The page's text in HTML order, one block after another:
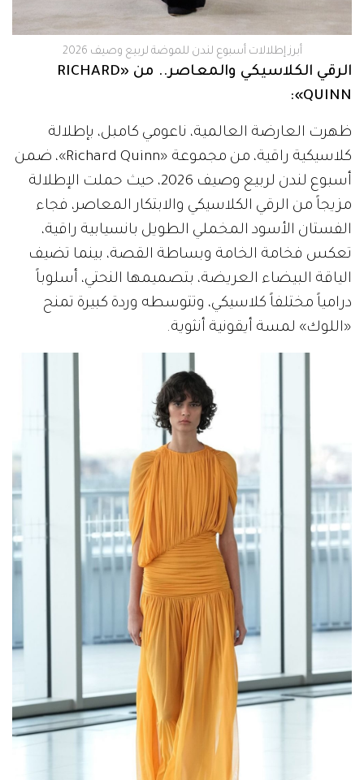
أبرز إطلالات أسبوع لندن للموضة لربيع وصيف 2026
الرقي الكلاسيكي والمعاصر.. من «RICHARD
QUINN»:
ظهرت العارضة العالمية، ناعومي كامبل، بإطلالة
كلاسيكية راقية، من مجموعة «Richard Quinn»، ضمن
أسبوع لندن لربيع وصيف 2026، حيث حملت الإطلالة
مزيجاً من الرقي الكلاسيكي والابتكار المعاصر، فجاء
الفستان الأسود المخملي الطويل بانسيابية راقية،
تعكس فخامة الخامة وبساطة القصة، بينما تضيف
الياقة البيضاء العريضة، بتصميمها النحتي، أسلوباً
درامياً مختلفاً كلاسيكي، وتتوسطه وردة كبيرة تمنح
«اللوك» لمسة أيقونية أنثوية.